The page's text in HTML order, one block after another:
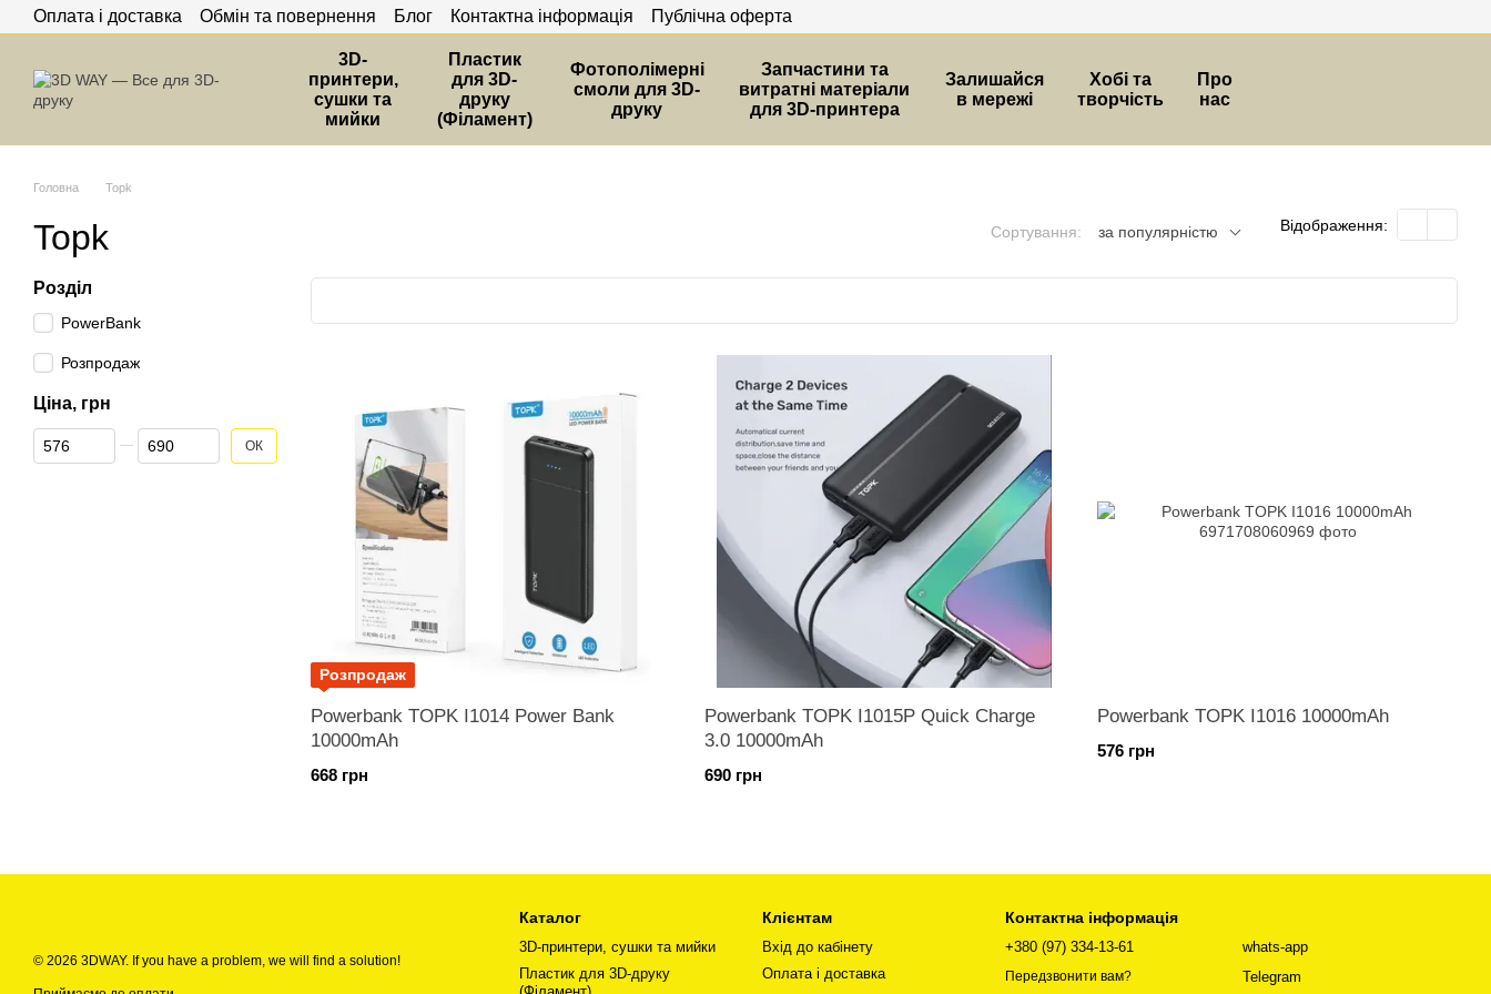
Перейти до основного контенту
Оплата і доставка Обмін та повернення Блог Контактна інформація Публічна оферта
3D-
принтери,
сушки та
мийки
Пластик
для 3D-
друку
(Філамент)
Фотополімерні
смоли для 3D-
друку
Запчастини та
витратні матеріали
для 3D-принтера
Залишайся
в мережі
Хобі та
творчість
Про
нас
Головна Topk
Topk Сортування: за популярністю Відображення:
Розпродаж
Powerbank TOPK I1014 Power Bank
10000mAh
668 грн
Powerbank TOPK I1015P Quick Charge
3.0 10000mAh
690 грн
Powerbank TOPK I1016 10000mAh
576 грн
Розділ
PowerBank
Розпродаж
Ціна, грн
Від Ціна, грн
До Ціна, грн ОК
© 2026 3DWAY. If you have a problem, we will find a solution!
Каталог
3D-принтери, сушки та мийки
Пластик для 3D-друку
Клієнтам
Вхід до кабінету
Оплата і доставка
Контактна інформація
+380 (97) 334-13-61
Передзвонити вам?
whats-app
Telegram